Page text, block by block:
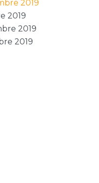
2019
2019
2019
2019